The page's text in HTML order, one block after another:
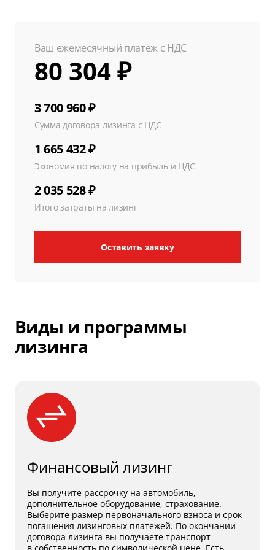
Ваш ежемесячный платёж с НДС
80 304 ₽
3 700 960 ₽
Сумма договора лизинга с НДС
1 665 432 ₽
Экономия по налогу на прибыль и НДС
2 035 528 ₽
Итого затраты на лизинг
Оставить заявку
Виды и программы
лизинга
Финансовый лизинг
Вы получите рассрочку на автомобиль,
дополнительное оборудование, страхование.
Выберите размер первоначального взноса и срок
погашения лизинговых платежей. По окончании
договора лизинга вы получаете транспорт
в собственность по символической цене. Есть